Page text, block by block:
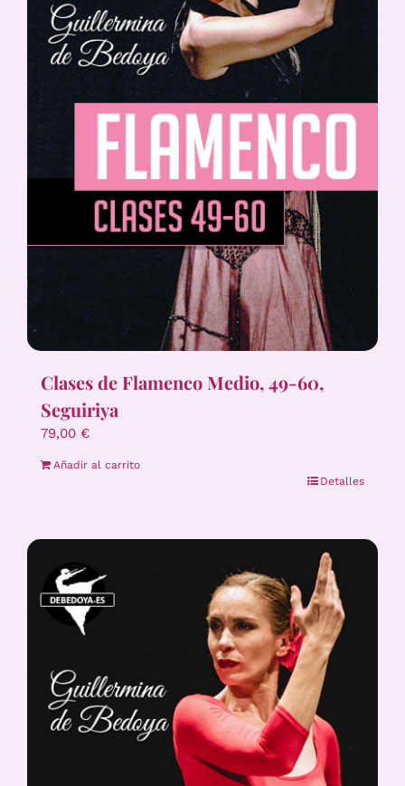
Clases de Flamenco Medio, 49-60,
Seguiriya
79,00 €
Añadir al carrito
Detalles